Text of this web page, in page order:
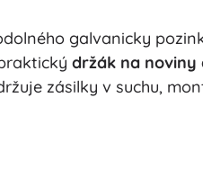
galvanicky
držák na noviny
zásilky v suchu,